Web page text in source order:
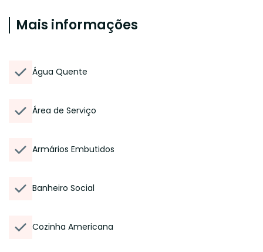
Mais informações
Água Quente
Área de Serviço
Armários Embutidos
Banheiro Social
Cozinha Americana